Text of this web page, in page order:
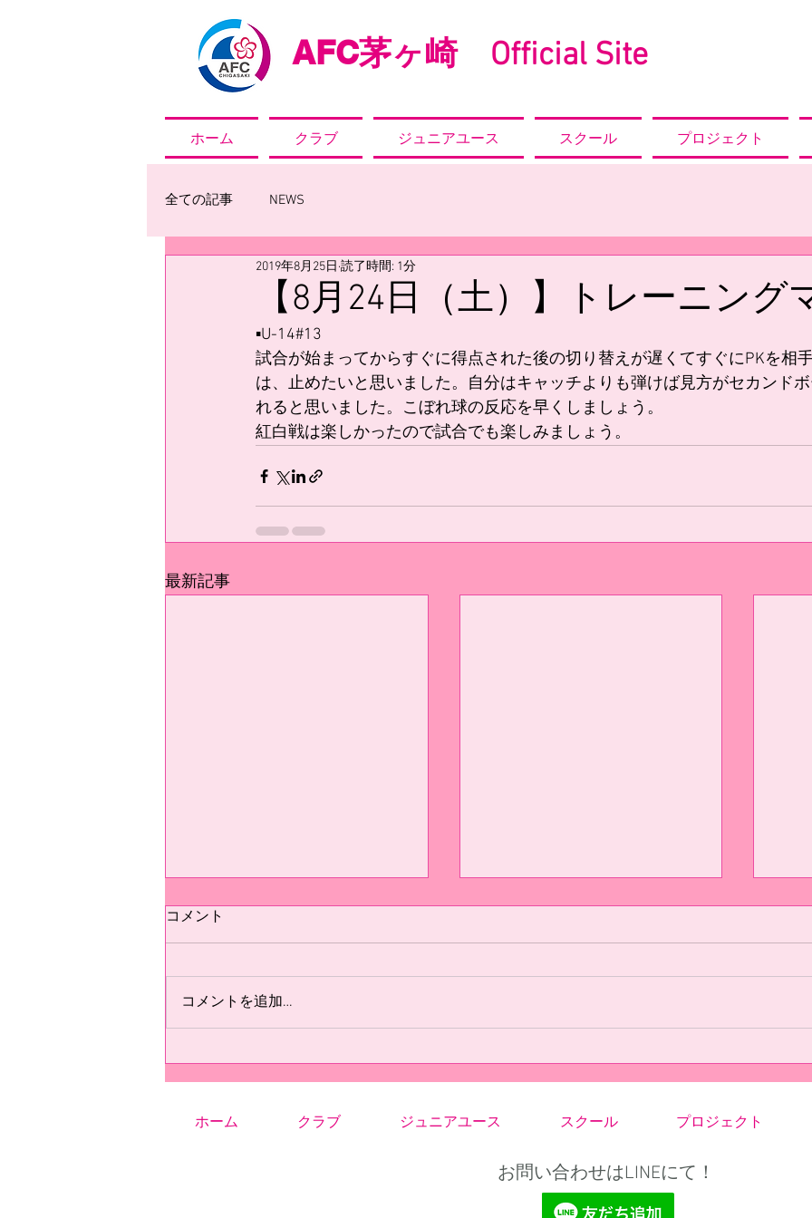
AFC茅ヶ崎 Official Site
ホーム クラブ ジュニアユース スクール プロジェクト
全ての記事 NEWS
【8月24日（土）】トレーニング
2019年8月25日 読了時間: 1分
▪️U-14#13
試合が始まってからすぐに得点された後の切り替えが遅くてすぐにPKを相
は、止めたいと思いました。自分はキャッチよりも弾けば見方がセカンドボ
れると思いました。こぼれ球の反応を早くしましょう。
紅白戦は楽しかったので試合でも楽しみましょう。
最新記事
テスト
テスト
選手ブログ（7/18リーグ戦振
はいつもどうりのコーナーキック
でと違い失点したあとにズルズル
た。...
選
て、
ー
コメント
コメントを追加…
ホーム クラブ ジュニアユース スクール プロジェクト
お問い合わせはLINEにて！